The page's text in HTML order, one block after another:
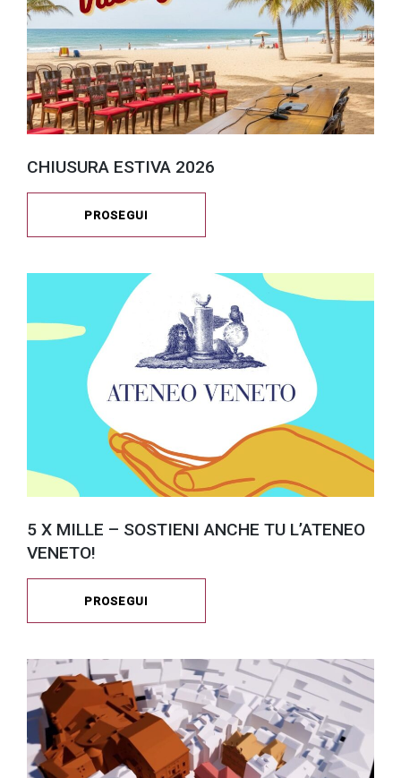
CHIUSURA ESTIVA 2026
PROSEGUI
5 X MILLE – SOSTIENI ANCHE TU L’ATENEO
VENETO!
PROSEGUI